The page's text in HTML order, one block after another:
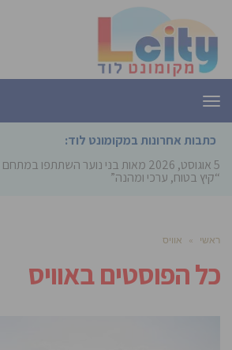
תפריט
כתבות אחרונות במקומונט לוד:
5 אוגוסט, 2026
מאות בני נוער השתתפו במתחם
“קיץ בטוח, ערכי ומהנה”
ראשי » אוויס
כל הפוסטים באוויס